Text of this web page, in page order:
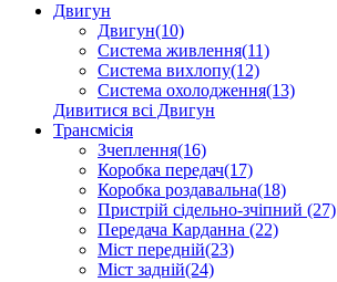
Двигун
Двигун(10)
Система живлення(11)
Система вихлопу(12)
Система охолодження(13)
Дивитися всі Двигун
Трансмісія
Зчеплення(16)
Коробка передач(17)
Коробка роздавальна(18)
Пристрій сідельно-зчіпний (27)
Передача Карданна (22)
Міст передній(23)
Міст задній(24)